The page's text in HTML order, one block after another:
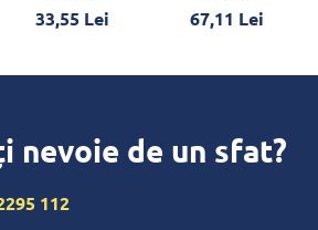
33,55 Lei 67,11 Lei
nevoie de un sfat?
112